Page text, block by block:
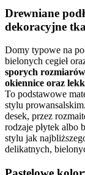
Drewniane
dekoracyjne
Domy typowe na
bielonych cegieł
sporych
okiennice oraz
To podstawowe
stylu
desek, przez
rodzaje płytek albo
stylu jak
delikatnych,